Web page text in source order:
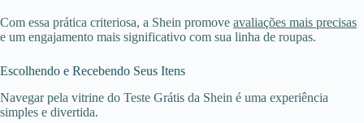
Com essa prática criteriosa, a Shein promove avaliações mais precisas
e um engajamento mais significativo com sua linha de roupas.
Escolhendo e Recebendo Seus Itens
Navegar pela vitrine do Teste Grátis da Shein é uma experiência
simples e divertida.